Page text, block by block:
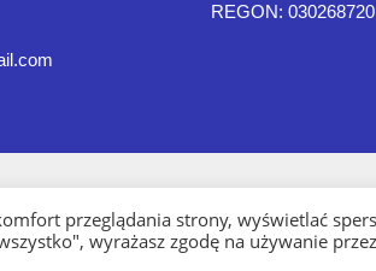
REGON: 030268720
przeglądania strony, wyświetlać
wyrażasz zgodę na używanie